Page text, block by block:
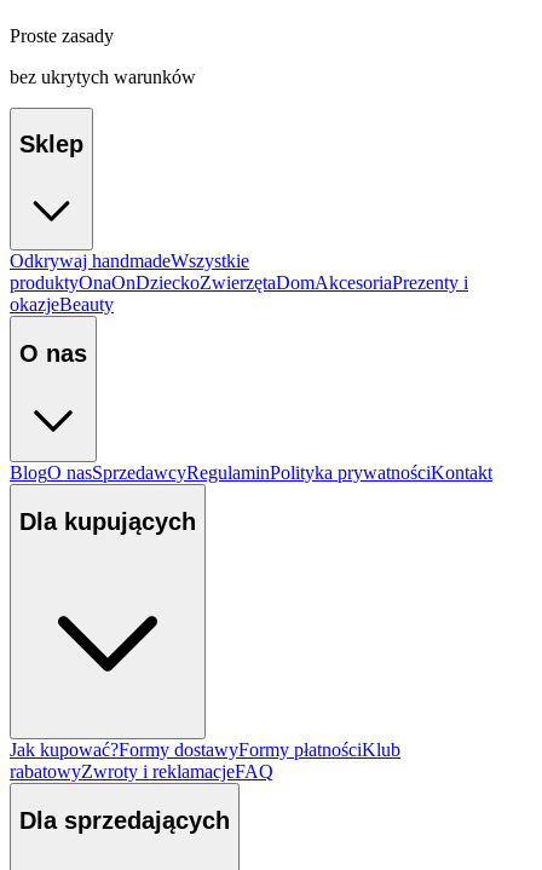
Proste zasady
bez ukrytych warunków
Sklep
Odkrywaj handmadeWszystkie
produktyOnaOnDzieckoZwierzętaDomAkcesoriaPrezenty i
okazjeBeauty
O nas
BlogO nasSprzedawcyRegulaminPolityka prywatnościKontakt
Dla kupujących
Jak kupować?Formy dostawyFormy płatnościKlub
rabatowyZwroty i reklamacjeFAQ
Dla sprzedających